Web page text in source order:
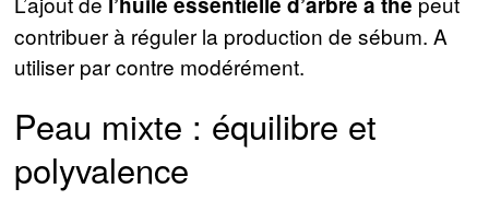
contribuer à réguler la production de sébum. A
utiliser par contre modérément.
Peau mixte : équilibre et
polyvalence